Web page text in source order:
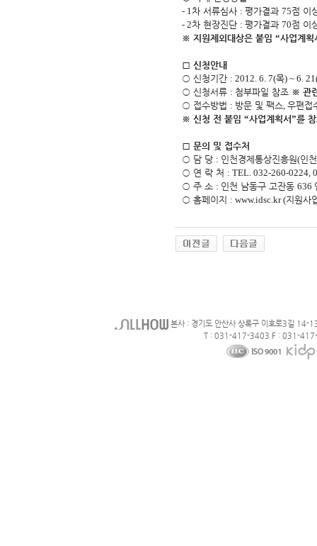
- 1차 서류심사 : 평가결과 75점 이
- 2차 현장진단 : 평가결과 70점 이
※ 지원제외대상은 붙임 “사업계획
□ 신청안내
○ 신청기간 : 2012. 6. 7(목) ~ 6.
○ 신청서류 : 첨부파일 참조 ※ 관
○ 접수방법 : 방문 및 팩스, 우편접
※ 신청 전 붙임 “사업계획서”를
□ 문의 및 접수처
○ 담 당 : 인천경제통상진흥원(인
○ 연 락 처 : TEL. 032-260-0224,
○ 주 소 : 인천 남동구 고잔동 636
○ 홈페이지 : www.idsc.kr (지원사
본사 : 경기도 안산사 상록구 이호로3길 14-
T : 031-417-3403 F : 031-